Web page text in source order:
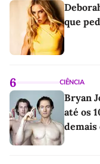
que
6 CIÊNCIA
Bryan
até os
demais